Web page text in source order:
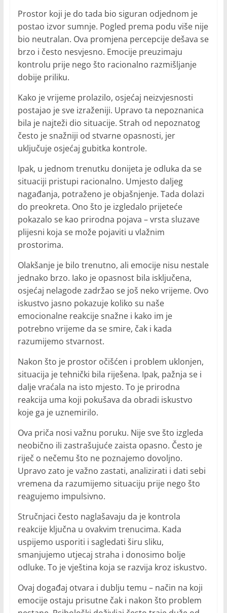
Prostor koji je do tada bio siguran odjednom je
postao izvor sumnje. Pogled prema podu više nije
bio neutralan. Ova promjena percepcije dešava se
brzo i često nesvjesno. Emocije preuzimaju
kontrolu prije nego što racionalno razmišljanje
dobije priliku.
Kako je vrijeme prolazilo, osjećaj neizvjesnosti
postajao je sve izraženiji. Upravo ta nepoznanica
bila je najteži dio situacije. Strah od nepoznatog
često je snažniji od stvarne opasnosti, jer
uključuje osjećaj gubitka kontrole.
Ipak, u jednom trenutku donijeta je odluka da se
situaciji pristupi racionalno. Umjesto daljeg
nagađanja, potraženo je objašnjenje. Tada dolazi
do preokreta. Ono što je izgledalo prijeteće
pokazalo se kao prirodna pojava – vrsta sluzave
plijesni koja se može pojaviti u vlažnim
prostorima.
Olakšanje je bilo trenutno, ali emocije nisu nestale
jednako brzo. Iako je opasnost bila isključena,
osjećaj nelagode zadržao se još neko vrijeme. Ovo
iskustvo jasno pokazuje koliko su naše
emocionalne reakcije snažne i kako im je
potrebno vrijeme da se smire, čak i kada
razumijemo stvarnost.
Nakon što je prostor očišćen i problem uklonjen,
situacija je tehnički bila riješena. Ipak, pažnja se i
dalje vraćala na isto mjesto. To je prirodna
reakcija uma koji pokušava da obradi iskustvo
koje ga je uznemirilo.
Ova priča nosi važnu poruku. Nije sve što izgleda
neobično ili zastrašujuće zaista opasno. Često je
riječ o nečemu što ne poznajemo dovoljno.
Upravo zato je važno zastati, analizirati i dati sebi
vremena da razumijemo situaciju prije nego što
reagujemo impulsivno.
Stručnjaci često naglašavaju da je kontrola
reakcije ključna u ovakvim trenucima. Kada
uspijemo usporiti i sagledati širu sliku,
smanjujemo utjecaj straha i donosimo bolje
odluke. To je vještina koja se razvija kroz iskustvo.
Ovaj događaj otvara i dublju temu – način na koji
emocije ostaju prisutne čak i nakon što problem